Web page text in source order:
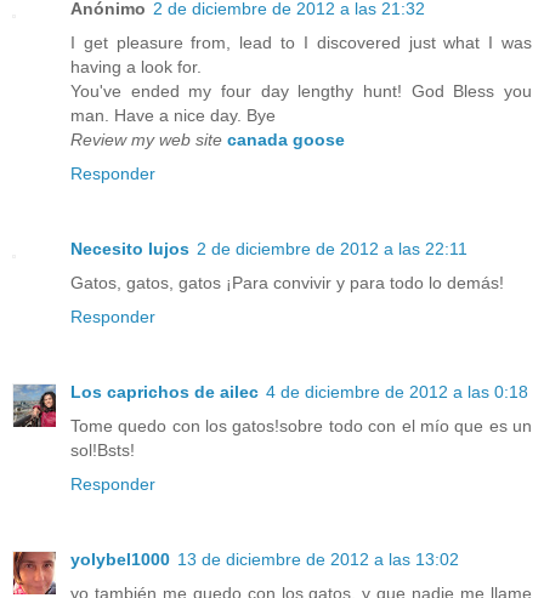
Anónimo 2 de diciembre de 2012 a las 21:32
I get pleasure from, lead to I discovered just what I was
having a look for.
You've ended my four day lengthy hunt! God Bless you
man. Have a nice day. Bye
Review my web site canada goose
Responder
Necesito lujos 2 de diciembre de 2012 a las 22:11
Gatos, gatos, gatos ¡Para convivir y para todo lo demás!
Responder
Los caprichos de ailec 4 de diciembre de 2012 a las 0:18
Tome quedo con los gatos!sobre todo con el mío que es un
sol!Bsts!
Responder
yolybel1000 13 de diciembre de 2012 a las 13:02
yo también me quedo con los gatos, y que nadie me llame